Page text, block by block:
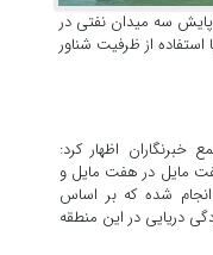
پایش سه میدان نفتی در
بوشهر با استفاده از ظرفیت شناور
اظهار کرد:
مایل در هفت مایل و
شده که بر اساس
دریایی در این منطقه